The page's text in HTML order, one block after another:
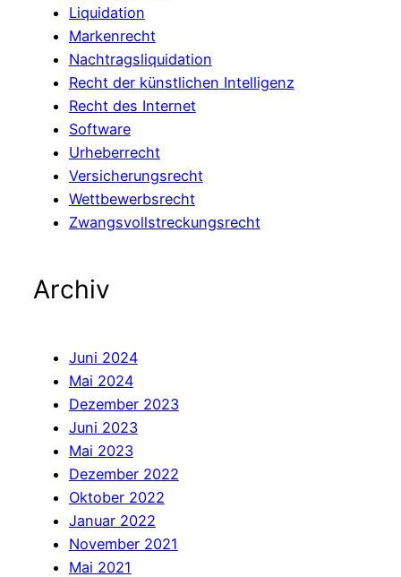
Liquidation
Markenrecht
Nachtragsliquidation
Recht der künstlichen Intelligenz
Recht des Internet
Software
Urheberrecht
Versicherungsrecht
Wettbewerbsrecht
Zwangsvollstreckungsrecht
Archiv
Juni 2024
Mai 2024
Dezember 2023
Juni 2023
Mai 2023
Dezember 2022
Oktober 2022
Januar 2022
November 2021
Mai 2021